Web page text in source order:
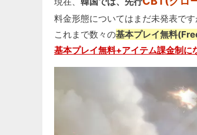
料金形態についてはまだ未発表です
これまで数々の基本プレイ無料
基本プレイ無料+アイテム課金制に